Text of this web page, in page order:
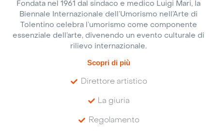
Fondata nel 1961 dal sindaco e medico Luigi Mari, la
Biennale Internazionale dell’Umorismo nell’Arte di
Tolentino celebra l’umorismo come componente
essenziale dell’arte, divenendo un evento culturale di
rilievo internazionale.
Scopri di più
Direttore artistico
La giuria
Regolamento